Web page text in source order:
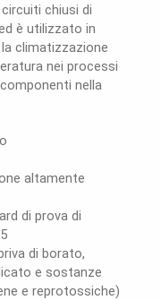
chiusi di
è utilizzato in
climatizzazione
nei processi
nella
altamente
di prova di
di borato,
e sostanze
e reprotossiche)